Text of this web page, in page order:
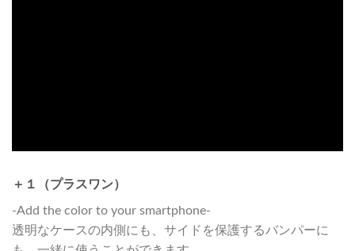
＋１（プラスワン）
-Add the color to your smartphone-
透明なケースの内側にも、サイドを保護するバンパーに